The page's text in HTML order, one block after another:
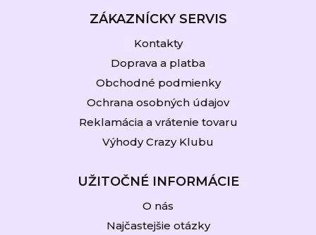
ZÁKAZNÍCKY SERVIS
Kontakty
Doprava a platba
Obchodné podmienky
Ochrana osobných údajov
Reklamácia a vrátenie tovaru
Výhody Crazy Klubu
UŽITOČNÉ INFORMÁCIE
O nás
Najčastejšie otázky